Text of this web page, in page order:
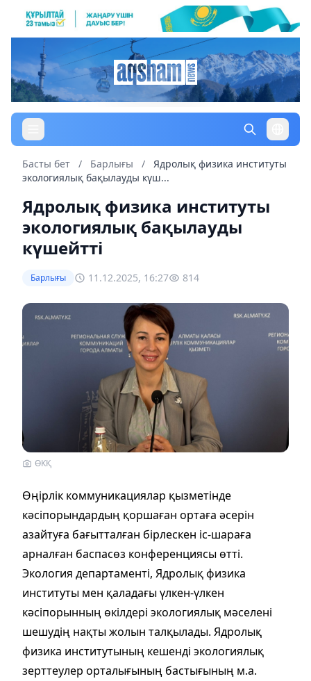
Басты бет / Барлығы /
Ядролық физика институты
экологиялық бақылауды күш...
Ядролық физика институты
экологиялық бақылауды
күшейтті
Барлығы 11.12.2025, 16:27 814
ӨКҚ
Өңірлік коммуникациялар қызметінде
кәсіпорындардың қоршаған ортаға әсерін
азайтуға бағытталған бірлескен іс-шараға
арналған баспасөз конференциясы өтті.
Экология департаменті, Ядролық физика
институты мен қаладағы үлкен-үлкен
кәсіпорынның өкілдері экологиялық мәселені
шешудің нақты жолын талқылады. Ядролық
физика институтының кешенді экологиялық
зерттеулер орталығының бастығының м.а.